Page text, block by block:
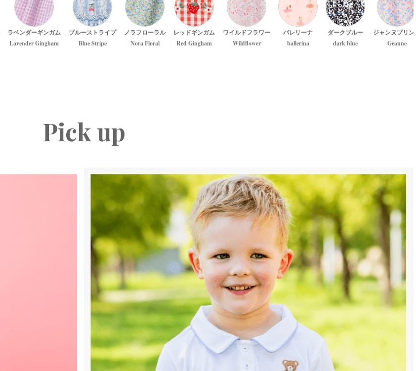
ラベンダーギンガム
Lavender Gingham
ブルーストライプ
Blue Stripe
ノラフローラル
Nora Floral
レッドギンガム
Red Gingham
ワイルドフラワー
Wildflower
バレリーナ
ballerina
ダークブルー
dark blue
ジャンヌプリン
Geanne
Pick up